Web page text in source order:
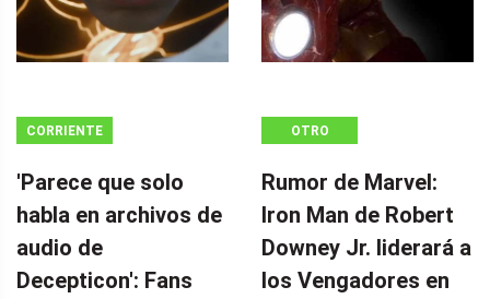
CORRIENTE
'Parece que solo
habla en archivos de
audio de
Decepticon': Fans
OTRO
Rumor de Marvel:
Iron Man de Robert
Downey Jr. liderará a
los Vengadores en